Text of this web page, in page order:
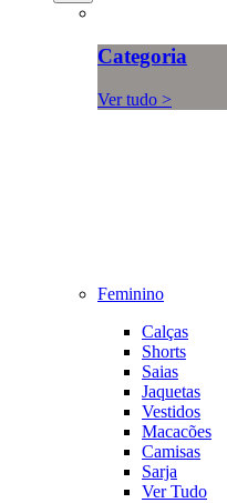
Categoria
Ver tudo >
Feminino
Calças
Shorts
Saias
Jaquetas
Vestidos
Macacões
Camisas
Sarja
Ver Tudo